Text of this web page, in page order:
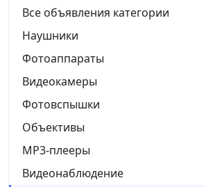
Все объявления категории
Наушники
Фотоаппараты
Видеокамеры
Фотовспышки
Объективы
MP3-плееры
Видеонаблюдение